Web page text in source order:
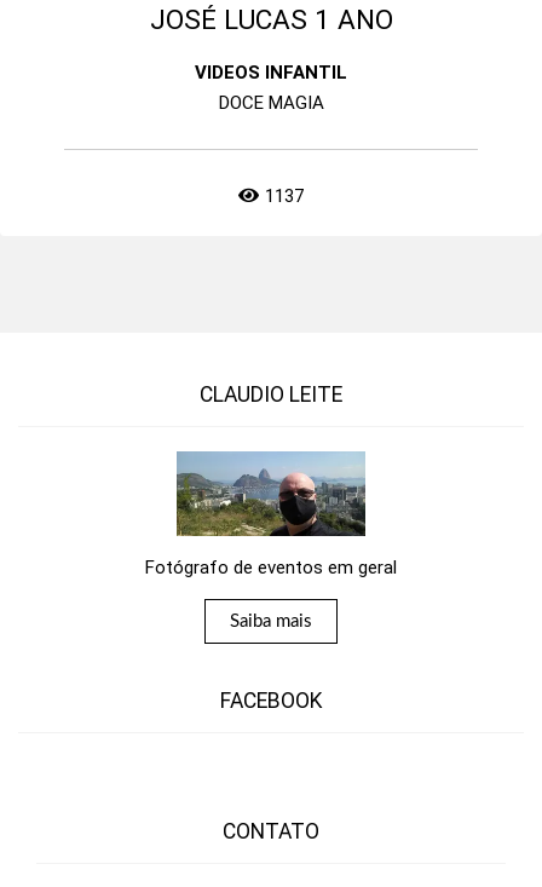
JOSÉ LUCAS 1 ANO
VIDEOS INFANTIL
DOCE MAGIA
1137
CLAUDIO LEITE
Fotógrafo de eventos em geral
Saiba mais
FACEBOOK
CONTATO